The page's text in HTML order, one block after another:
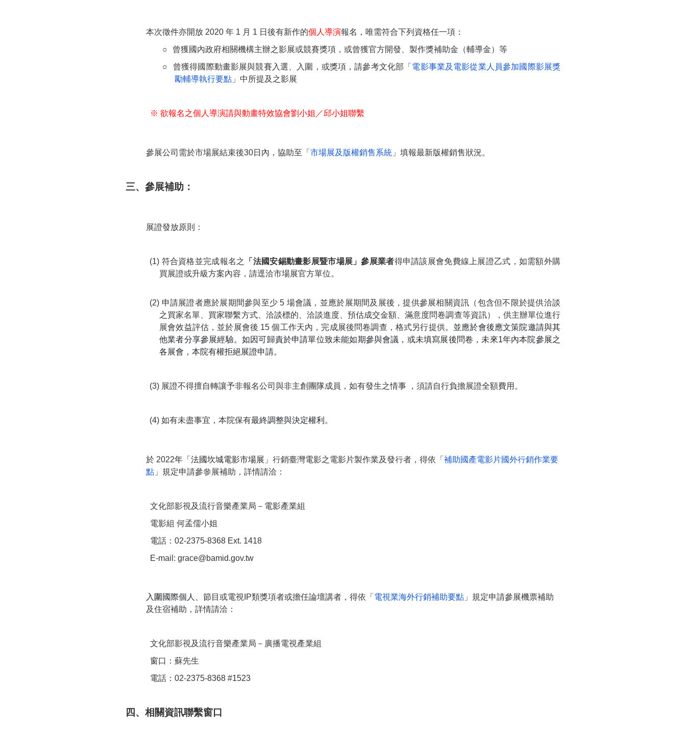
本次徵件亦開放 2020 年 1 月 1 日後有新作的個人導演報名，唯需符合下列資格任一項：
○
曾獲國內政府相關機構主辦之影展或競賽獎項，或曾獲官方開發、製作獎補助金（輔導金）等
○
曾獲得國際動畫影展與競賽入選、入圍，或獎項，請參考文化部「 電影事業及電影從業人員參加國際影展獎
勵輔導執行要點 」中所提及之影展
※ 欲報名之個人導演請與動畫特效協會劉小姐／邱小姐聯繫
參展公司需於市場展結束後30日內，協助至「 市場展及版權銷售系統 」填報最新版權銷售狀況。
三、參展補助：
展證發放原則：
(1) 符合資格並完成報名之 「法國安錫動畫影展暨市場展」參展業者得申請該展會免費線上展證乙式，如需額外購
買展證或升級方案內容，請逕洽市場展官方單位。
(2) 申請展證者應於展期間參與至少 5 場會議，並應於展期間及展後，提供參展相關資訊（包含但不限於提供洽談
之買家名單、買家聯繫方式、洽談標的、洽談進度、預估成交金額、滿意度問卷調查等資訊），供主辦單位進行
展會效益評估，並於展會後 15 個工作天內，完成展後問卷調查，格式另行提供。並應於會後應文策院邀請與其
他業者分享參展經驗。如因可歸責於申請單位致未能如期參與會議，或未填寫展後問卷，未來1年內本院參展之
各展會，本院有權拒絕展證申請。
(3) 展證不得擅自轉讓予非報名公司與非主創團隊成員，如有發生之情事 ，須請自行負擔展證全額費用。
(4) 如有未盡事宜，本院保有最終調整與決定權利。
於 2022年「法國坎城電影市場展 」行銷臺灣電影之電影片製作業及發行者，得依「 補助國產電影片國外行銷作業要
點 」規定申請參參展補助，詳情請洽：
⽂化部影視及流⾏音樂產業局－電影產業組
電影組 何孟儒小姐
電話：02-2375-8368 Ext. 1418
E-mail: grace@bamid.gov.tw
入 圍 國際個人 、節 目或電視IP類獎項者或擔任論壇講者，得依「 電視業海外行銷補助要點 」規定申請參展機票補助
及住宿補助，詳情請洽：
⽂化部影視及流⾏音樂產業局－廣播電視產業組
窗口：蘇先生
電話：02-2375-8368 #1523
四、相關資訊聯繫窗口